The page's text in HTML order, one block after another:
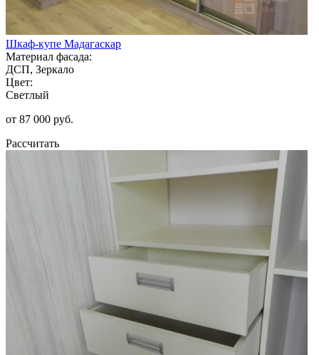
Шкаф-купе Мадагаскар
Материал фасада:
ДСП, Зеркало
Цвет:
Светлый
от 87 000 руб.
Рассчитать